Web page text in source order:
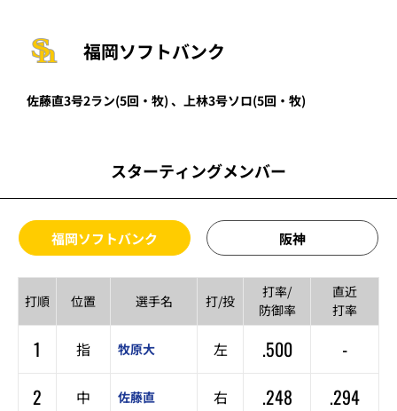
福岡ソフトバンク
佐藤直3号2ラン(5回・ 牧) 、 上林3号ソロ(5回・ 牧)
スターティングメンバー
福岡ソフトバンク 阪神
打順 位置 選手名 打/投
打率/
防御率
直近
打率
1 指 牧原大 左 .500
-
2
中 佐藤直 右 .248
.294